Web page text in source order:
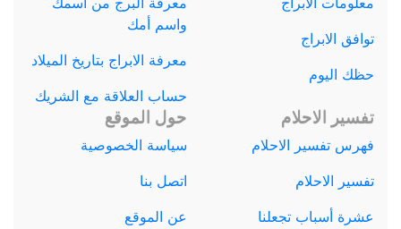
توافق الابراج
حظك اليوم
واسم أمك
معرفة الابراج بتاريخ الميلاد
حساب العلاقة مع الشريك
تفسير الاحلام
فهرس تفسير الاحلام
تفسير الاحلام
عشرة أسباب تجعلنا
حول الموقع
سياسة الخصوصية
اتصل بنا
عن الموقع